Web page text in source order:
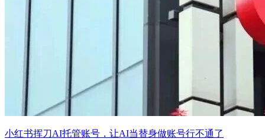
小红书挥刀AI托管账号，让AI当替身做账号行不通了